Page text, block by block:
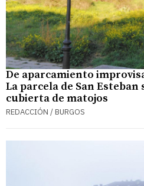
De aparcamiento
La parcela de San Esteban
cubierta de matojos
REDACCIÓN / BURGOS